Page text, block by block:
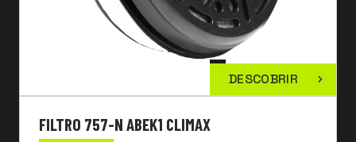
DESCOBRIR
FILTRO 757-N ABEK1 CLIMAX